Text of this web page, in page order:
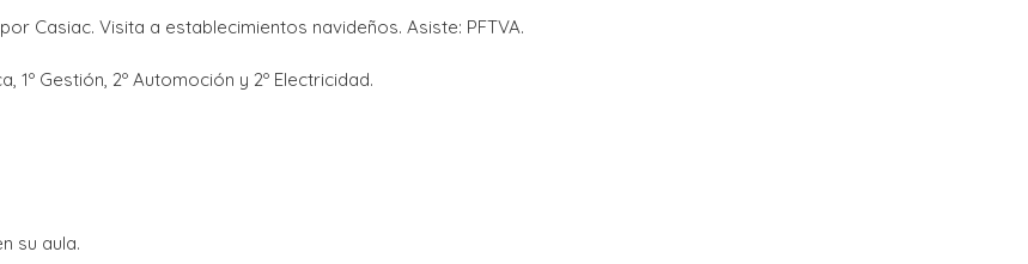
Casiac. Visita a establecimientos navideños. Asiste: PFTVA.
1º Gestión, 2º Automoción y 2º Electricidad.
su aula.